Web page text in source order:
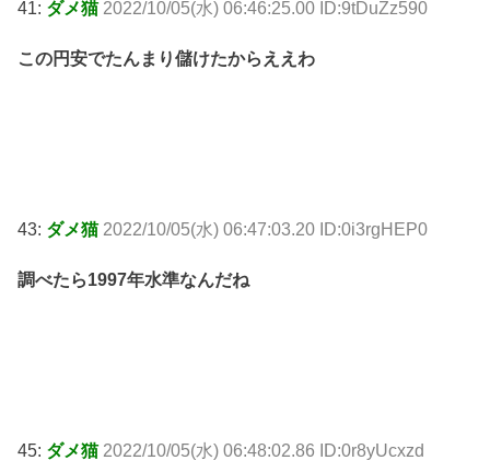
41: ダメ猫 2022/10/05(水) 06:46:25.00 ID:9tDuZz590
この円安でたんまり儲けたからええわ
43: ダメ猫 2022/10/05(水) 06:47:03.20 ID:0i3rgHEP0
調べたら1997年水準なんだね
45: ダメ猫 2022/10/05(水) 06:48:02.86 ID:0r8yUcxzd